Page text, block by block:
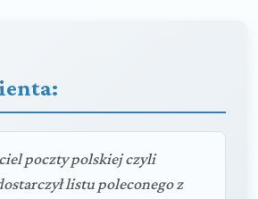
poczty polskiej czyli
listu poleconego z